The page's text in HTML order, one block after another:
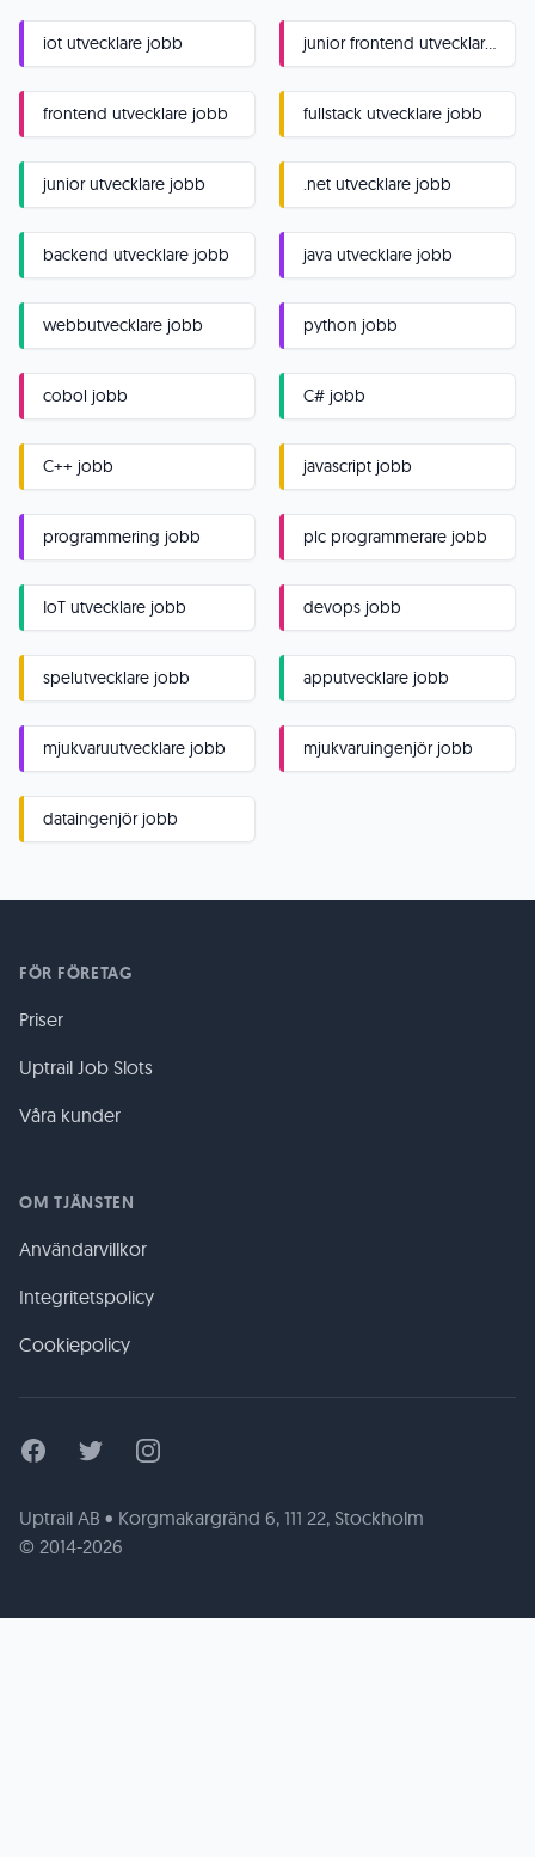
iot utvecklare jobb junior frontend utvecklare jobb
frontend utvecklare jobb fullstack utvecklare jobb
junior utvecklare jobb .net utvecklare jobb
backend utvecklare jobb java utvecklare jobb
webbutvecklare jobb python jobb
cobol jobb C# jobb
C++ jobb javascript jobb
programmering jobb plc programmerare jobb
IoT utvecklare jobb devops jobb
spelutvecklare jobb apputvecklare jobb
mjukvaruutvecklare jobb mjukvaruingenjör jobb
dataingenjör jobb
FÖR FÖRETAG
Priser
Uptrail Job Slots
Våra kunder
OM TJÄNSTEN
Användarvillkor
Integritetspolicy
Cookiepolicy
FacebookTwitter Instagram
Uptrail AB • Korgmakargränd 6, 111 22, Stockholm
© 2014-2026